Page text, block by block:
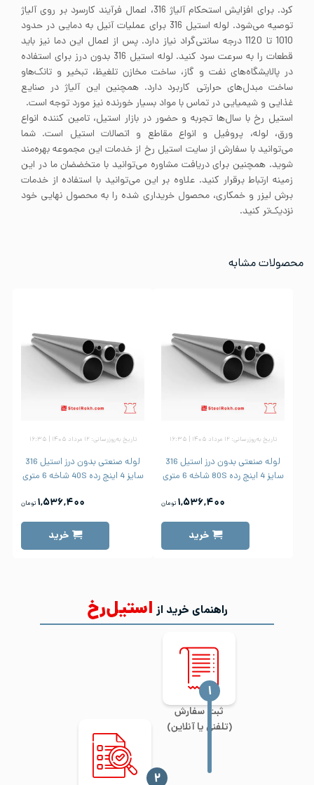
کرد. برای افزایش استحکام آلیاژ 316، اعمال فرآیند کارسرد بر روی آلیاژ
توصیه می‌شود. لوله استیل 316 برای عملیات آنیل به دمایی در حدود
1010 تا 1120 درجه سانتی‌گراد نیاز دارد. پس از اعمال این دما نیز باید
قطعات را به سرعت سرد کنید. لوله استیل 316 بدون درز برای استفاده
در پالایشگاه‌های نفت و گاز، ساخت مخازن تلغیظ، تبخیر و تانک‌هاو
ساخت مبدل‌های حرارتی کاربرد دارد. همچنین این آلیاژ در صنایع
غذایی و شیمیایی در تماس با مواد بسیار خورنده نیز مورد توجه است.
استیل رخ با سال‌ها تجربه و حضور در بازار استیل، تامین کننده انواع
ورق، لوله، پروفیل و انواع مقاطع و اتصالات استیل است. شما
می‌توانید با سفارش از سایت استیل رخ از خدمات این مجموعه بهره‌مند
شوید. همچنین برای دریافت مشاوره می‌توانید با متخضضان ما در این
زمینه ارتباط برقرار کنید. علاوه بر این می‌توانید با استفاده از خدمات
برش لیزر و خمکاری، محصول خریداری شده را به محصول نهایی خود
نزدیک‌تر کنید.
محصولات مشابه
تاریخ به‌روزرسانی: ۱۲ مرداد ۱۴۰۵ | ۱۶:۳۵
لوله صنعتی بدون درز استیل 316
سایز 4 اینچ رده 80S شاخه 6 متری
۱,۵۳۶,۴۰۰ تومان
خرید
تاریخ به‌روزرسانی: ۱۲ مرداد ۱۴۰۵ | ۱۶:۳۵
لوله صنعتی بدون درز استیل 316
سایز 4 اینچ رده 40S شاخه 6 متری
۱,۵۳۶,۴۰۰ تومان
خرید
راهنمای خرید از استیل‌رخ
ثبت سفارش
(تلفنی یا آنلاین)
‍۱
‍۲